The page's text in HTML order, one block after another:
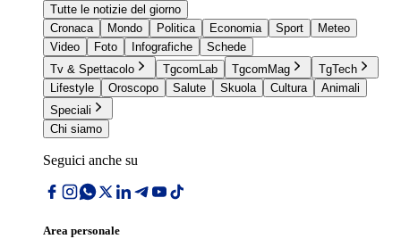
Tutte le notizie del giorno
Cronaca
Mondo Politica Economia Sport
Meteo
Video
Foto Infografiche
Schede
Tv & Spettacolo
TgcomLab TgcomMag
TgTech
Lifestyle
Oroscopo Salute Skuola Cultura
Animali
Speciali
Chi siamo
Seguici anche su
Area personale